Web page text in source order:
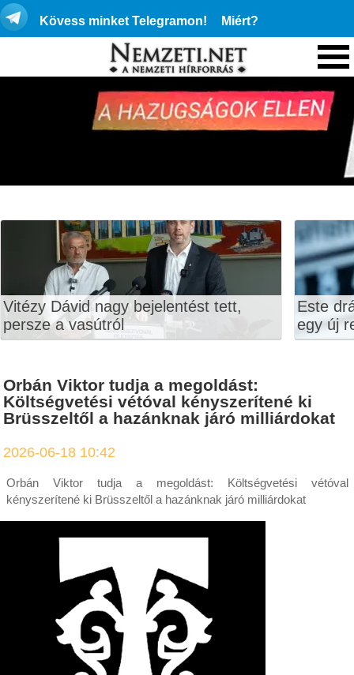
Kövess minket Telegramon! Miért?
Vitézy Dávid nagy bejelentést tett,
persze a vasútról
Este
egy új
Orbán Viktor tudja a megoldást:
Költségvetési vétóval kényszerítené ki
Brüsszeltől a hazánknak járó milliárdokat
2026-06-18 10:42
Orbán Viktor tudja a megoldást: Költségvetési vétóval
kényszerítené ki Brüsszeltől a hazánknak járó milliárdokat